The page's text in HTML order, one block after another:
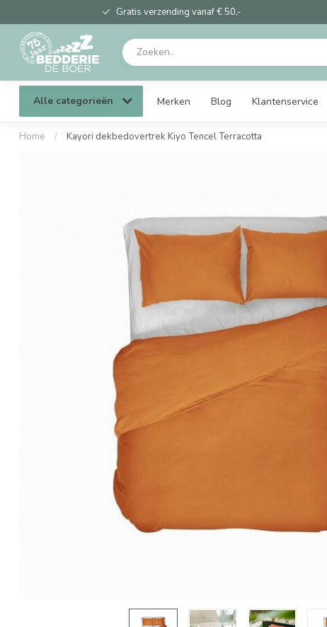
Gratis verzending vanaf € 50,-
Alle categorieën Merken Blog Klantenservice
Home / Kayori dekbedovertrek Kiyo Tencel Terracotta